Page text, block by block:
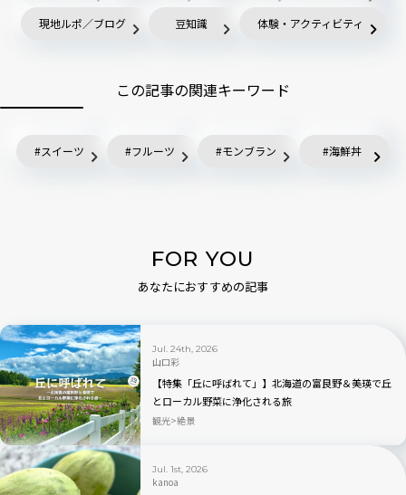
現地ルポ／ブログ 豆知識 体験・アクティビティ
この記事の関連キーワード
スイーツ フルーツ モンブラン 海鮮丼
FOR YOU
あなたにおすすめの記事
Jul. 24th, 2026
山口彩
【特集「丘に呼ばれて」】北海道の富良野＆美瑛で丘
とローカル野菜に浄化される旅
観光 絶景
Jul. 1st, 2026
kanoa